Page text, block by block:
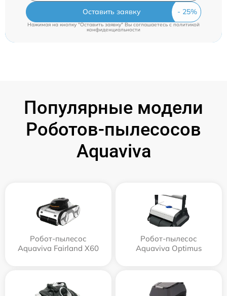
Оставить заявку
Нажимая на кнопку "Оставить заявку" Вы соглашаетесь c политикой
конфиденциальности
Популярные модели
Роботов-пылесосов
Aquaviva
Робот-пылесос
Aquaviva Fairland X60
Робот-пылесос
Aquaviva Optimus